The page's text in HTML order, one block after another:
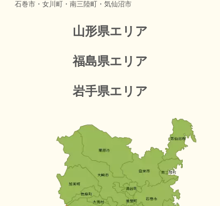
石巻市・女川町・南三陸町・気仙沼市
山形県エリア
福島県エリア
岩手県エリア